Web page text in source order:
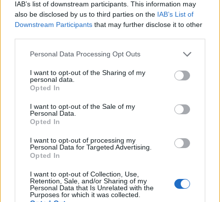
IAB’s list of downstream participants. This information may
also be disclosed by us to third parties on the IAB’s List of
Downstream Participants that may further disclose it to other
Personal Data Processing Opt Outs
I want to opt-out of the Sharing of my
personal data.
Opted In
I want to opt-out of the Sale of my
Personal Data.
Opted In
I want to opt-out of processing my
Personal Data for Targeted Advertising.
Opted In
I want to opt-out of Collection, Use,
Retention, Sale, and/or Sharing of my
Personal Data that Is Unrelated with the
Purposes for which it was collected.
Kriminalai
Kraupi tragedija Varėnos
rajone: įtariama, vyras
nužudė moterį ir nusišovė
Kriminalai
Klaipėdoje atversta
Rusijos saugumo
byla
Kriminalai
Nerimą sukėlė mieste į
Kriminalai
Sukčiai butus „nuomoja“